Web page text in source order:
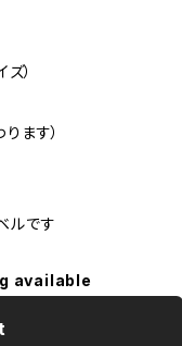
）
ます）
ルです
available